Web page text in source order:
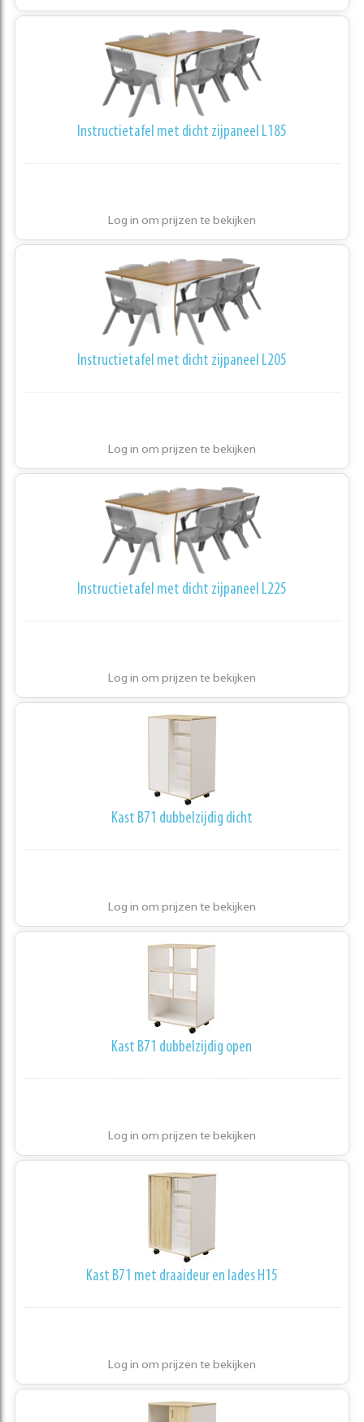
Instructietafel met dicht zijpaneel L185
Log in om prijzen te bekijken
Instructietafel met dicht zijpaneel L205
Log in om prijzen te bekijken
Instructietafel met dicht zijpaneel L225
Log in om prijzen te bekijken
Kast B71 dubbelzijdig dicht
Log in om prijzen te bekijken
Kast B71 dubbelzijdig open
Log in om prijzen te bekijken
Kast B71 met draaideur en lades H15
Log in om prijzen te bekijken